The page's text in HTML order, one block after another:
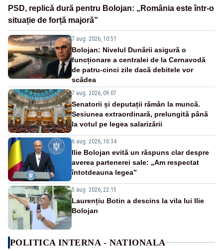
PSD, replică dură pentru Bolojan: „România este într-o
situație de forță majoră”
7 aug. 2026, 10:51
Bolojan: Nivelul Dunării asigură o
funcționare a centralei de la Cernavodă
de patru-cinci zile dacă debitele vor
scădea
7 aug. 2026, 09:07
Senatorii și deputații rămân la muncă.
Sesiunea extraordinară, prelungită până
la votul pe legea salarizării
6 aug. 2026, 16:34
Ilie Bolojan evită un răspuns clar despre
averea partenerei sale: „Am respectat
întotdeauna legea”
5 aug. 2026, 22:15
Laurențiu Botin a descins la vila lui Ilie
Bolojan
POLITICA INTERNA - NATIONALA